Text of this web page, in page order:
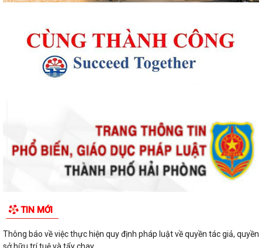
TIN MỚI
Thông báo kết quả Kỳ họp thứ 4 (Kỳ họp thường lệ giữa năm 2026)
HĐND phường khoá II, nhiệm kỳ 2026...
Thông báo về việc cảnh giác với các hành vi giả mạo cơ quan nhà nước
để lừa đảo chiếm đoạt tài sản...
Thông báo lịch công tác tuần 30 của lãnh đạo UBND Phường Lê Ích
Mộc (Từ 20/7 - 26/7/2026)
tượng bảo trợ xã hội trên địa...
Thông báo về việc thực hiện quy định pháp luật về quyền tác giả, quyền